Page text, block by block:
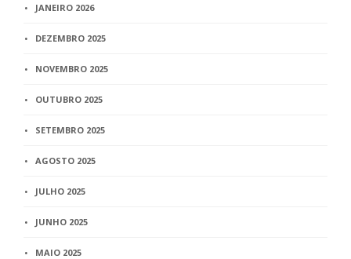
JANEIRO 2026
DEZEMBRO 2025
NOVEMBRO 2025
OUTUBRO 2025
SETEMBRO 2025
AGOSTO 2025
JULHO 2025
JUNHO 2025
MAIO 2025